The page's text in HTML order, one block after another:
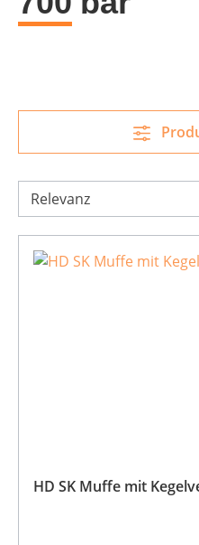
HD SK Muffe mit